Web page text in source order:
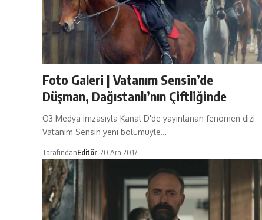
Foto Galeri | Vatanım Sensin’de
Düşman, Dağıstanlı’nın Çiftliğinde
O3 Medya imzasıyla Kanal D'de yayınlanan fenomen dizi
Vatanım Sensin yeni bölümüyle…
TarafındanEditör 20 Ara 2017